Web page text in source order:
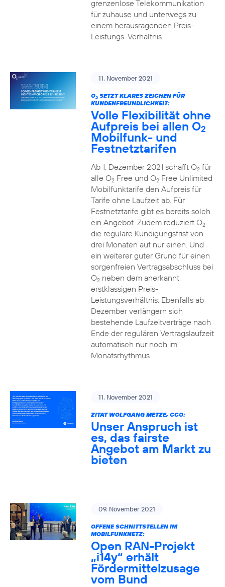
grenzenlose Telekommunikation
für zuhause und unterwegs zu
einem herausragenden Preis-
Leistungs-Verhältnis.
11. November 2021
O2SETZT KLARES ZEICHEN FÜR
KUNDENFREUNDLICHKEIT:
Volle Flexibilität ohne
Aufpreis bei allen O2
Mobilfunk- und
Festnetztarifen
Ab 1. Dezember 2021 schafft O2für
alle O2Free und O2Free Unlimited
Mobilfunktarife den Aufpreis für
Tarife ohne Laufzeit ab. Für
Festnetztarife gibt es bereits solch
ein Angebot. Zudem reduziert O2
die reguläre Kündigungsfrist von
drei Monaten auf nur einen. Und
ein weiterer guter Grund für einen
sorgenfreien Vertragsabschluss bei
O2neben dem anerkannt
erstklassigen Preis-
Leistungsverhältnis: Ebenfalls ab
Dezember verlängern sich
bestehende Laufzeitverträge nach
Ende der regulären Vertragslaufzeit
automatisch nur noch im
Monatsrhythmus.
11. November 2021
ZITAT WOLFGANG METZE, CCO:
Unser Anspruch ist
es, das fairste
Angebot am Markt zu
bieten
09. November 2021
OFFENE SCHNITTSTELLEN IM
MOBILFUNKNETZ:
Open RAN-Projekt
„i14y“ erhält
Fördermittelzusage
vom Bund